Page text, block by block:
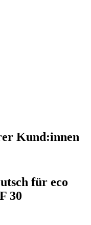
Kund:innen
für eco
30